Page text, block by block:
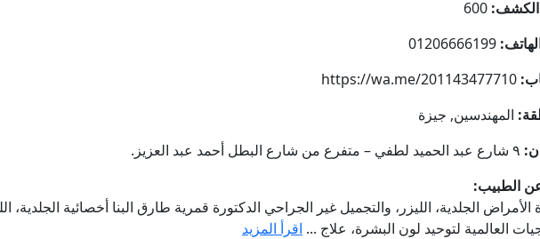
600
01206666199
https://wa.me/201143477710
المهندسين, جيزة
٩ شارع عبد الحميد لطفي – متفرع من شارع البطل أحمد عبد العزيز.
الطبيب:
الجلدية، الليزر، والتجميل غير الجراحي الدكتورة قمرية طارق البنا أخصائية
العالمية لتوحيد لون البشرة، علاج ... اقرأ المزيد